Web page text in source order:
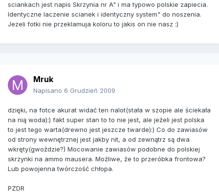
sciankach jest napis Skrzynia nr A" i ma typowo polskie zapiecia.
Identyczne laczenie scianek i identyczny system" do noszenia.
Jezeli fotki nie przeklamuja koloru to jakis on nie nasz :)
Mruk
Napisano 6 Grudzień 2009
dzięki, na fotce akurat widać ten nalot(stała w szopie ale ściekała
na nią woda):) fakt super stan to to nie jest, ale jeżeli jest polska
to jest tego warta(drewno jest jeszcze twarde):) Co do zawiasów
od strony wewnętrznej jest jakby nit, a od zewnątrz są dwa
wkręty(gwoździe?) Mocowanie zawiasów podobne do polskiej
skrzynki na ammo mausera. Możliwe, że to przeróbka frontowa?
Lub powojenna twórczość chłopa.
PZDR